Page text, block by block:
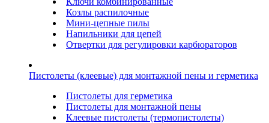
Козлы распилочные
Мини-цепные пилы
Напильники для цепей
Отвертки для регулировки карбюраторов
Пистолеты (клеевые) для монтажной пены и герметика
Пистолеты для герметика
Пистолеты для монтажной пены
Клеевые пистолеты (термопистолеты)